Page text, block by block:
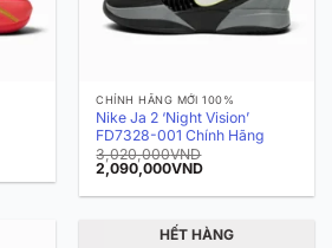
CHÍNH HÃNG MỚI 100%
Nike Ja 2 ‘Night Vision’
FD7328-001 Chính Hãng
3,020,000VND
Giá
gốc
là:
2,090,000VNDGiá
tại
2,090,000VND.
HẾT HÀNG